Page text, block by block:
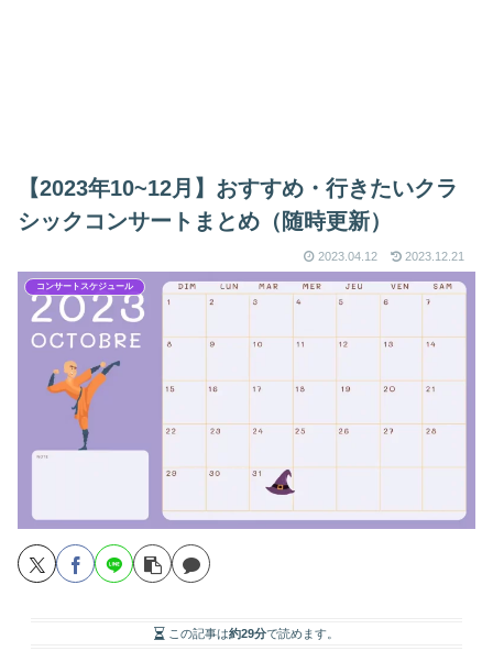
【2023年10~12月】おすすめ・行きたいクラ
シックコンサートまとめ（随時更新）
2023.04.12 2023.12.21
コンサートスケジュール
この記事は約29分で読めます。